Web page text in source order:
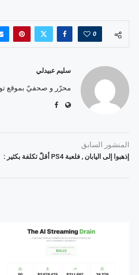
0
سليم عبيدلي
محرّر و صحفيّ بموقع
المنشور السابق
إذهبوا إلى اليابان , فلعبة PS4 أقلّ تكلفة بكثير :